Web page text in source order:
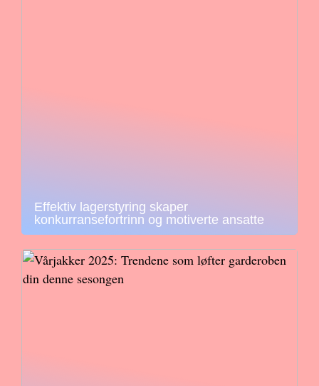
Effektiv lagerstyring skaper
konkurransefortrinn og motiverte ansatte